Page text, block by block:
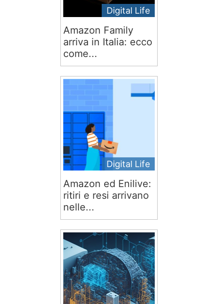
Digital Life
Amazon Family
arriva in Italia: ecco
come...
Digital Life
Amazon ed Enilive:
ritiri e resi arrivano
nelle...